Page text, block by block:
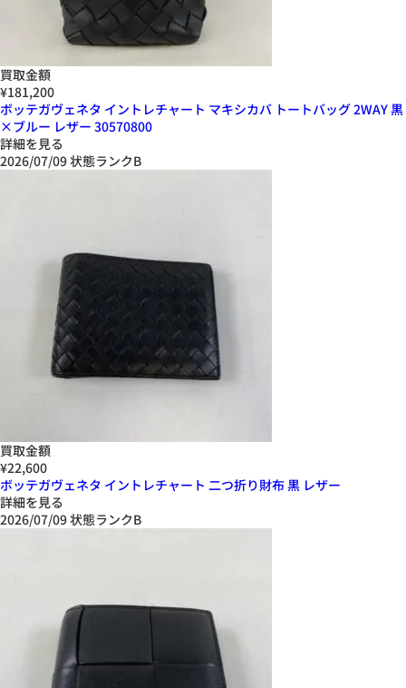
買取金額
¥181,200
ボッテガヴェネタ イントレチャート マキシカバ トートバッグ 2WAY 黒
×ブルー レザー 30570800
詳細を見る
2026/07/09状態ランクB
買取金額
¥22,600
ボッテガヴェネタ イントレチャート 二つ折り財布 黒 レザー
詳細を見る
2026/07/09状態ランクB